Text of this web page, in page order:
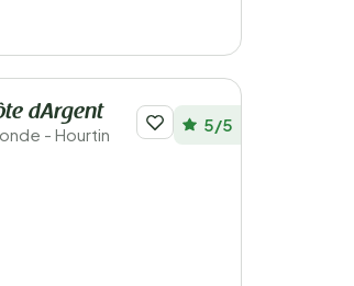
dArgent
- Hourtin
5/5